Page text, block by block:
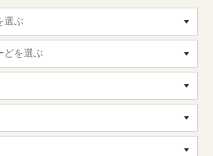
選ぶ
どを選ぶ